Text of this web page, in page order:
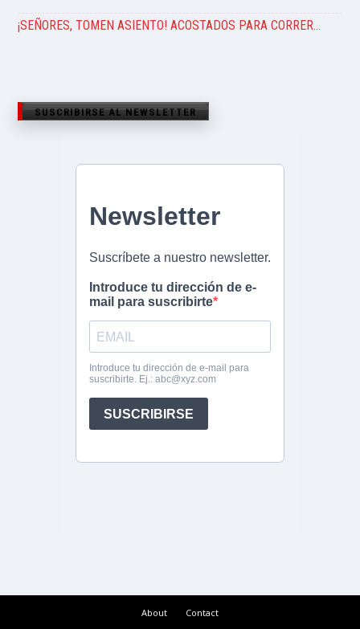
¡SEÑORES, TOMEN ASIENTO! ACOSTADOS PARA CORRER…
SUSCRIBIRSE AL NEWSLETTER
About Contact